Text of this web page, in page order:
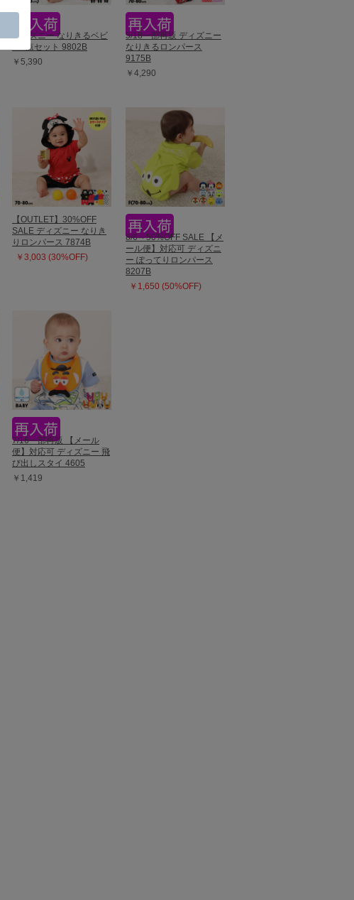
ディズニー なりきるベビ
ー2点セット 9802B
￥5,390
5/18一部再販 ディズニー
なりきるロンパース
9175B
￥4,290
【OUTLET】30%OFF
SALE ディズニー なりき
りロンパース 7874B
￥3,003 (30%OFF)
8/6～50%OFF SALE 【メ
ール便】対応可 ディズニ
ー ぽってりロンパース
8207B
￥1,650 (50%OFF)
7/16一部再販 【メール
便】対応可 ディズニー 飛
び出しスタイ 4605
￥1,419